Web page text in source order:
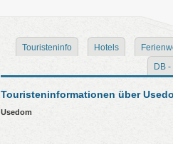
Touristeninfo Hotels
DB
Touristeninformationen über
Usedom